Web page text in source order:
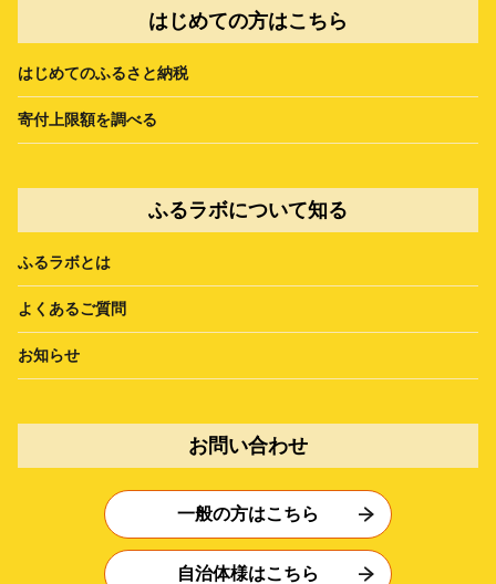
はじめての方はこちら
はじめてのふるさと納税
寄付上限額を調べる
ふるラボについて知る
ふるラボとは
よくあるご質問
お知らせ
お問い合わせ
一般の方はこちら
自治体様はこちら